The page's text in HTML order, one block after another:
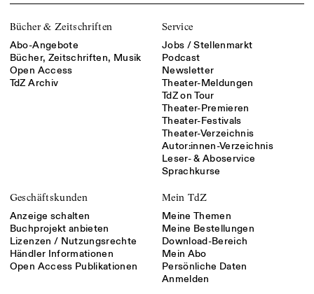
Bücher & Zeitschriften
Abo-Angebote
Bücher, Zeitschriften, Musik
Open Access
TdZ Archiv
Service
Jobs / Stellenmarkt
Podcast
Newsletter
Theater-Meldungen
TdZ on Tour
Theater-Premieren
Theater-Festivals
Theater-Verzeichnis
Autor:innen-Verzeichnis
Leser- & Aboservice
Sprachkurse
Geschäftskunden
Anzeige schalten
Buchprojekt anbieten
Lizenzen / Nutzungsrechte
Händler Informationen
Open Access Publikationen
Mein TdZ
Meine Themen
Meine Bestellungen
Download-Bereich
Mein Abo
Persönliche Daten
Anmelden